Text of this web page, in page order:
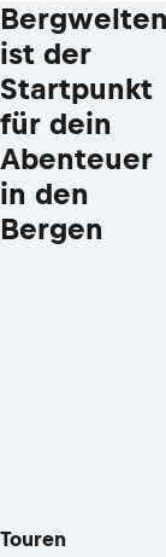
Bergwelten
ist der
Startpunkt
für dein
Abenteuer
in den
Bergen
Touren